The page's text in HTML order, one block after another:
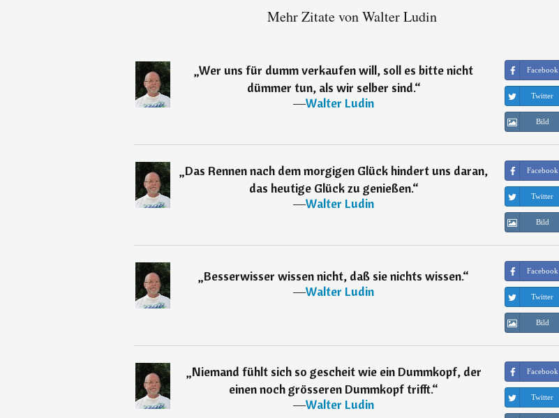
Mehr Zitate von Walter Ludin
„Wer uns für dumm verkaufen will, soll es bitte nicht
dümmer tun, als wir selber sind.“
―Walter Ludin
Facebook
Twitter
Bild
„Das Rennen nach dem morgigen Glück hindert uns daran,
das heutige Glück zu genießen.“
―Walter Ludin
Facebook
Twitter
Bild
„Besserwisser wissen nicht, daß sie nichts wissen.“
―Walter Ludin
Facebook
Twitter
Bild
„Niemand fühlt sich so gescheit wie ein Dummkopf, der
einen noch grösseren Dummkopf trifft.“
―Walter Ludin
Facebook
Twitter